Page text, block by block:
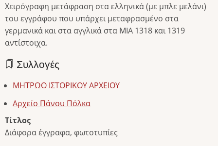
Χειρόγραφη μετάφραση στα ελληνικά (με μπλε μελάνι)
του εγγράφου που υπάρχει μεταφρασμένο στα
γερμανικά και στα αγγλικά στα ΜΙΑ 1318 και 1319
αντίστοιχα.
Συλλογές
ΜΗΤΡΩΟ ΙΣΤΟΡΙΚΟΥ ΑΡΧΕΙΟΥ
Αρχείο Πάνου Πόλκα
Τίτλος
Διάφορα έγγραφα, φωτοτυπίες